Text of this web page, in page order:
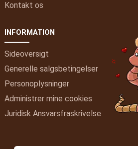
Kontakt os
INFORMATION
Sideoversigt
Generelle salgsbetingelser
Personoplysninger
Administrer mine cookies
Juridisk Ansvarsfraskrivelse